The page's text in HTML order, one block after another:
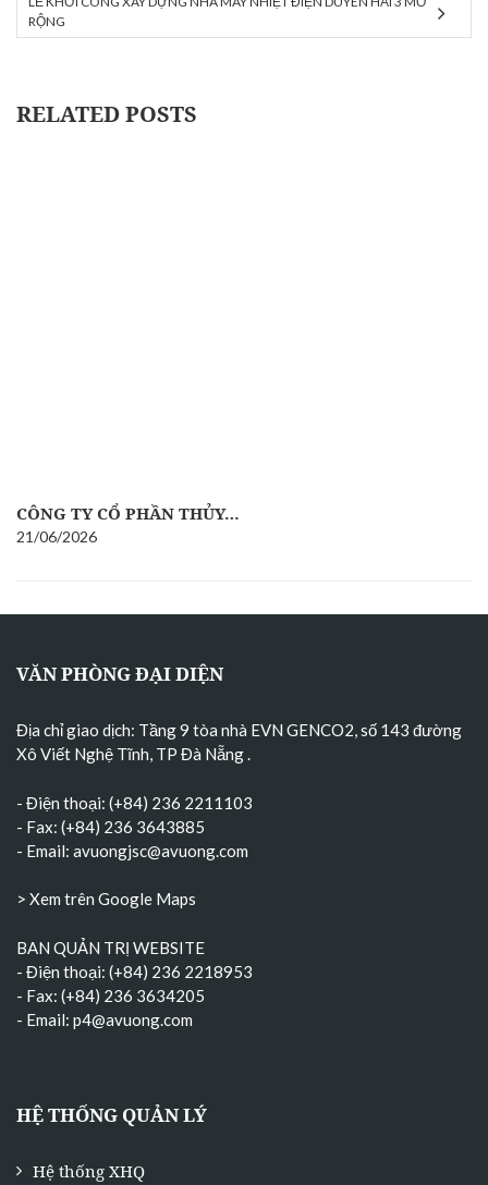
RỘNG
RELATED POSTS
CÔNG TY CỔ PHẦN THỦY…
21/06/2026
VĂN PHÒNG ĐẠI DIỆN
Địa chỉ giao dịch: Tầng 9 tòa nhà EVN GENCO2, số 143 đường
Xô Viết Nghệ Tĩnh, TP Đà Nẵng.
- Điện thoại: (+84) 236 2211103
- Fax: (+84) 236 3643885
- Email: avuongjsc@avuong.com
> Xem trên Google Maps
BAN QUẢN TRỊ WEBSITE
- Điện thoại: (+84) 236 2218953
- Fax: (+84) 236 3634205
- Email: p4@avuong.com
HỆ THỐNG QUẢN LÝ
Hệ thống XHQ